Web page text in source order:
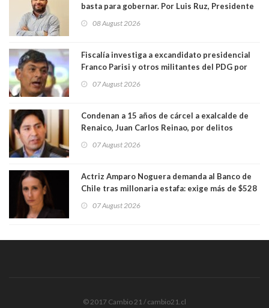
basta para gobernar. Por Luis Ruz, Presidente
08 August 2026
Fiscalía investiga a excandidato presidencial
Franco Parisi y otros militantes del PDG por
07 August 2026
Condenan a 15 años de cárcel a exalcalde de
Renaico, Juan Carlos Reinao, por delitos
07 August 2026
Actriz Amparo Noguera demanda al Banco de
Chile tras millonaria estafa: exige más de $528
07 August 2026
© 2017 Cambio 21 / cambio21.cl